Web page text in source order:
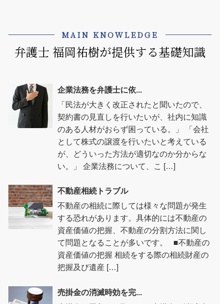
MAIN KNOWLEDGE
弁護士 福岡祐樹が提供する基礎知識
企業法務を弁護士に依...
「民法が大きく改正されたと聞いたので、
契約書の見直しを行いたいが、社内に知識
のある人材がおらず困っている。」 「会社
として株式の譲渡を行いたいと考えている
が、どういった方法が適切なのか分からな
い。」 企業法務について、こ […]
不動産相続トラブル
不動産の相続に際しては様々な問題が発生
する恐れがあります。具体的には不動産の
資産価値の把握、不動産の分割方法に関し
て問題となることが多いです。 ■不動産の
資産価値の把握 相続をする際の相続財産の
把握及び遺産 […]
売掛金の消滅時効を完...